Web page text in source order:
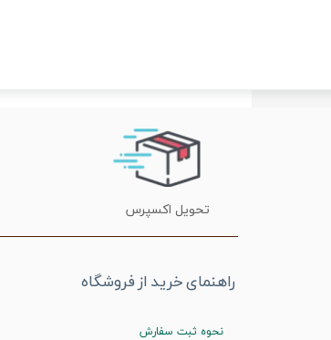
تحویل اکسپرس
راهنمای خرید از فروشگاه
نحوه ثبت سفارش